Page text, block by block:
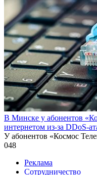
В Минске у абонентов
интернетом из-за DDoS-
У абонентов «Космос
048
Реклама
Сотрудничество